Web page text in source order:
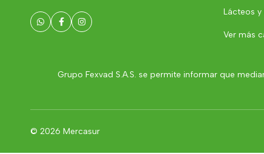
Lácteos y
Ver más
Grupo Fexvad S.A.S. se permite informar que
© 2026 Mercasur